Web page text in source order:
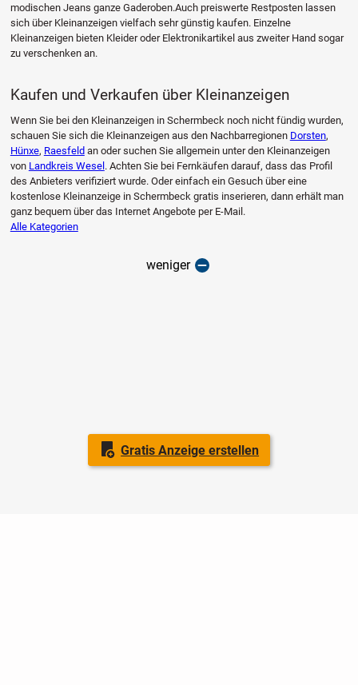
Gratis Anzeige erstellen
modischen Jeans ganze Gaderoben.Auch preiswerte Restposten lassen
sich über Kleinanzeigen vielfach sehr günstig kaufen. Einzelne
Kleinanzeigen bieten Kleider oder Elektronikartikel aus zweiter Hand sogar
zu verschenken an.
Kaufen und Verkaufen über Kleinanzeigen
Wenn Sie bei den Kleinanzeigen in Schermbeck noch nicht fündig wurden,
schauen Sie sich die Kleinanzeigen aus den Nachbarregionen Dorsten,
Hünxe, Raesfeld an oder suchen Sie allgemein unter den Kleinanzeigen
von Landkreis Wesel . Achten Sie bei Fernkäufen darauf, dass das Profil
des Anbieters verifiziert wurde. Oder einfach ein Gesuch über eine
kostenlose Kleinanzeige in Schermbeck gratis inserieren, dann erhält man
ganz bequem über das Internet Angebote per E-Mail.
Alle Kategorien
weniger